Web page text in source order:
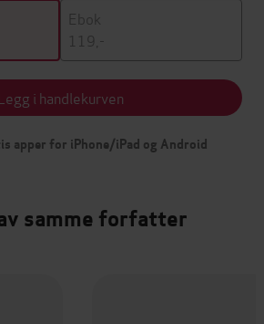
Ebok
119,-
i handlekurven
apper for iPhone/iPad og Android
samme forfatter